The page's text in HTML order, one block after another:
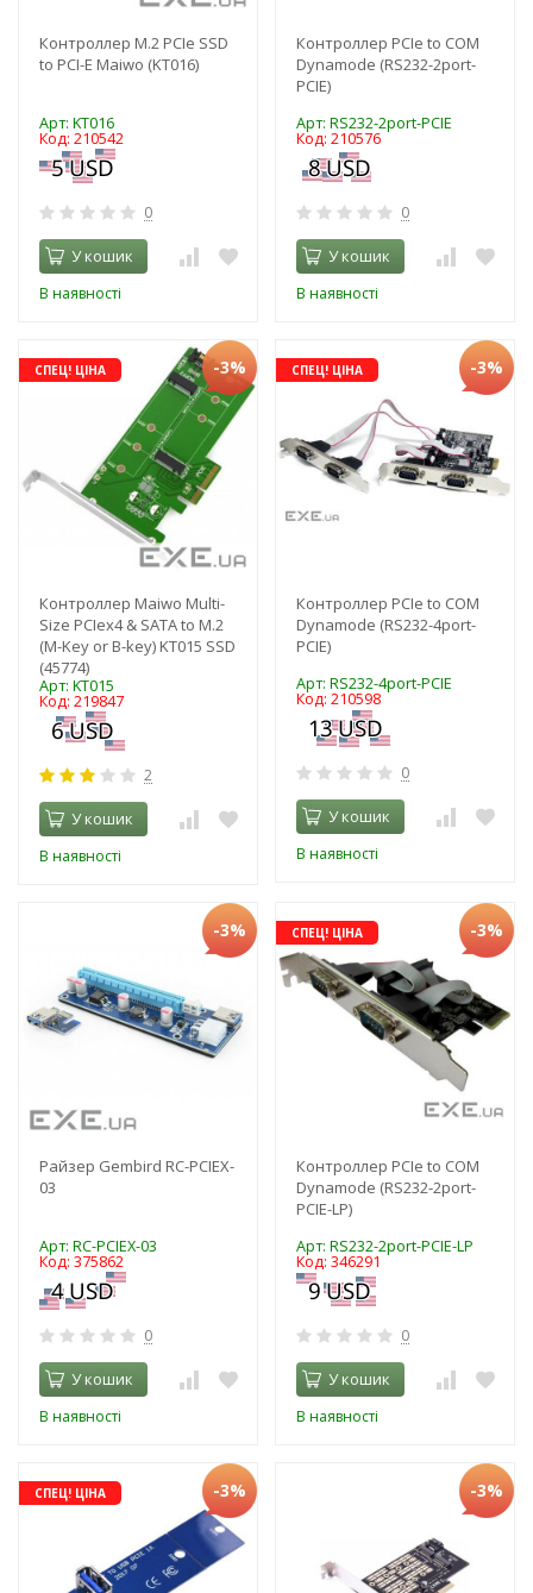
Контроллер M.2 PCIe SSD
to PCI-E Maiwo (KT016)
Арт: KT016
Код: 210542
0
У кошик
В наявності
Контроллер PCIе to COM
Dynamode (RS232-2port-
PCIE)
Арт: RS232-2port-PCIE
Код: 210576
0
У кошик
В наявності
СПЕЦ! ЦІНА -3%
Контроллер Maiwo Multi-
Size PCIex4 & SATA to M.2
(M-Key or B-key) KT015 SSD
(45774)
Арт: KT015
Код: 219847
2
У кошик
В наявності
СПЕЦ! ЦІНА -3%
Контроллер PCIе to COM
Dynamode (RS232-4port-
PCIE)
Арт: RS232-4port-PCIE
Код: 210598
0
У кошик
В наявності
-3%
Райзер Gembird RC-PCIEX-
03
Арт: RC-PCIEX-03
Код: 375862
0
У кошик
В наявності
СПЕЦ! ЦІНА -3%
Контроллер PCIе to COM
Dynamode (RS232-2port-
PCIE-LP)
Арт: RS232-2port-PCIE-LP
Код: 346291
0
У кошик
В наявності
СПЕЦ! ЦІНА -3% -3%